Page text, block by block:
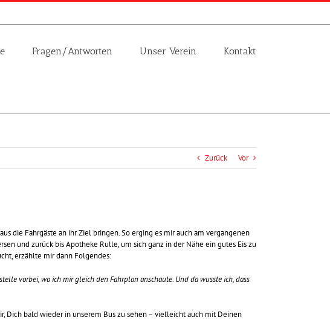
Fragen/Antworten Unser Verein Kontakt
Zurück Vor
die Fahrgäste an ihr Ziel bringen. So erging es mir auch am vergangenen
und zurück bis Apotheke Rulle, um sich ganz in der Nähe ein gutes Eis zu
erzählte mir dann Folgendes:
vorbei, wo ich mir gleich den Fahrplan anschaute. Und da wusste ich, dass
Dich bald wieder in unserem Bus zu sehen – vielleicht auch mit Deinen